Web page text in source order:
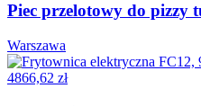
Piec przelotowy do pizzy
Warszawa
4866,62 zł